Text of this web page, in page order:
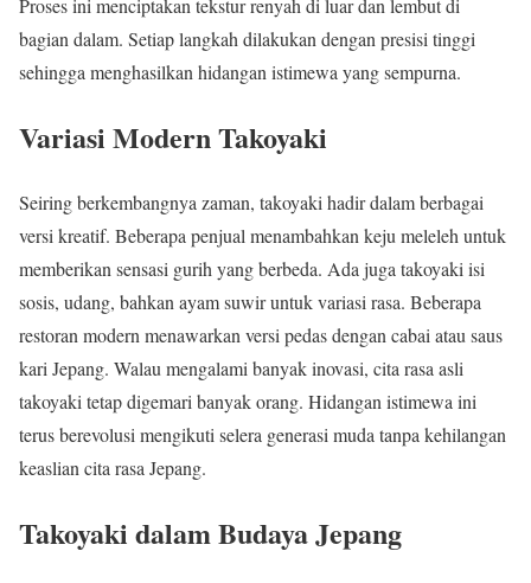
Proses ini menciptakan tekstur renyah di luar dan lembut di
bagian dalam. Setiap langkah dilakukan dengan presisi tinggi
sehingga menghasilkan hidangan istimewa yang sempurna.
Variasi Modern Takoyaki
Seiring berkembangnya zaman, takoyaki hadir dalam berbagai
versi kreatif. Beberapa penjual menambahkan keju meleleh untuk
memberikan sensasi gurih yang berbeda. Ada juga takoyaki isi
sosis, udang, bahkan ayam suwir untuk variasi rasa. Beberapa
restoran modern menawarkan versi pedas dengan cabai atau saus
kari Jepang. Walau mengalami banyak inovasi, cita rasa asli
takoyaki tetap digemari banyak orang. Hidangan istimewa ini
terus berevolusi mengikuti selera generasi muda tanpa kehilangan
keaslian cita rasa Jepang.
Takoyaki dalam Budaya Jepang